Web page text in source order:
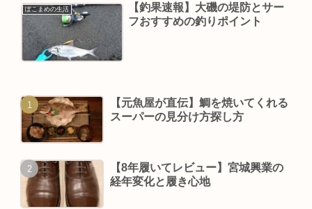
ぽこまめの生活
【釣果速報】大磯の堤防とサー
フおすすめの釣りポイント
【元魚屋が直伝】鯛を焼いてくれる
スーパーの見分け方探し方
【8年履いてレビュー】宮城興業の
経年変化と履き心地